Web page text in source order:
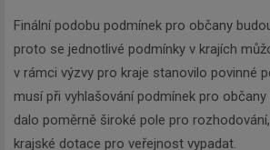
Finální podobu podmínek pro občany
proto se jednotlivé podmínky v krajích
v rámci výzvy pro kraje stanovilo povinné
musí při vyhlašování podmínek pro
dalo poměrně široké pole pro
krajské dotace pro veřejnost vypadat.